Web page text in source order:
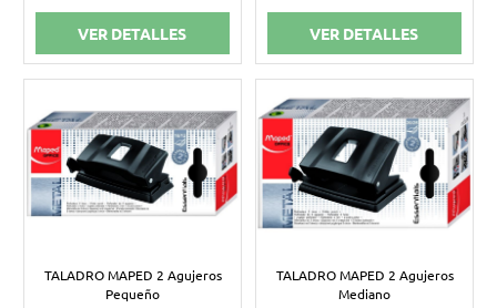
VER DETALLES VER DETALLES
TALADRO MAPED 2 Agujeros
Pequeño
TALADRO MAPED 2 Agujeros
Mediano